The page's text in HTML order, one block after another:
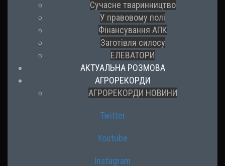
Сучасне тваринництво
У правовому полі
Фінансування АПК
Заготівля силосу
ЕЛЕВАТОРИ
АКТУАЛЬНА РОЗМОВА
АГРОРЕКОРДИ
АГРОРЕКОРДИ НОВИНИ
Twitter
Youtube
Instagram